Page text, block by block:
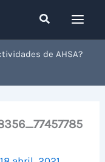
Buscar
de AHSA?